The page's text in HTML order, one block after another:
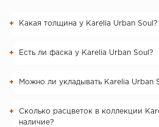
Какая толщина у Karelia Urban Soul?
Есть ли фаска у Karelia Urban Soul?
Можно ли укладывать Karelia Urban
Сколько расцветок в коллекции
наличие?